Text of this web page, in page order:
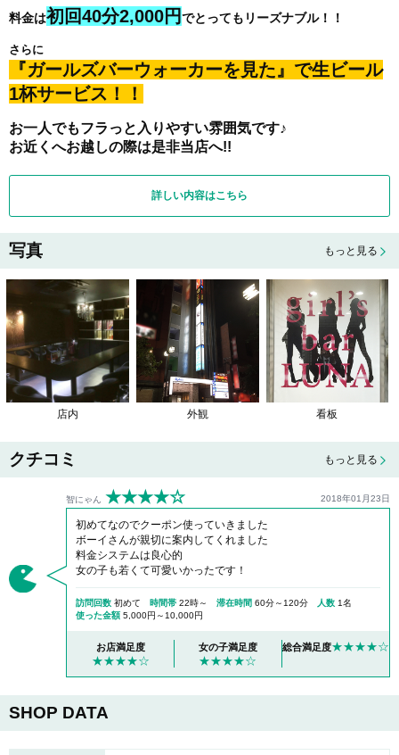
料金は初回40分2,000円でとってもリーズナブル！！
さらに
『ガールズバーウォーカーを見た』で生ビール
1杯サービス！！
お一人でもフラっと入りやすい雰囲気です♪
お近くへお越しの際は是非当店へ!!
詳しい内容はこちら
写真 もっと見る
店内 外観 看板
クチコミ もっと見る
智にゃん ★★★★☆ 2018年01月23日
初めてなのでクーポン使っていきました
ボーイさんが親切に案内してくれました
料金システムは良心的
女の子も若くて可愛いかったです！
訪問回数 初めて 時間帯 22時～ 滞在時間 60分～120分 人数 1名
使った金額 5,000円～10,000円
お店満足度
★★★★☆
女の子満足度
★★★★☆
総合満足度★★★★☆
SHOP DATA